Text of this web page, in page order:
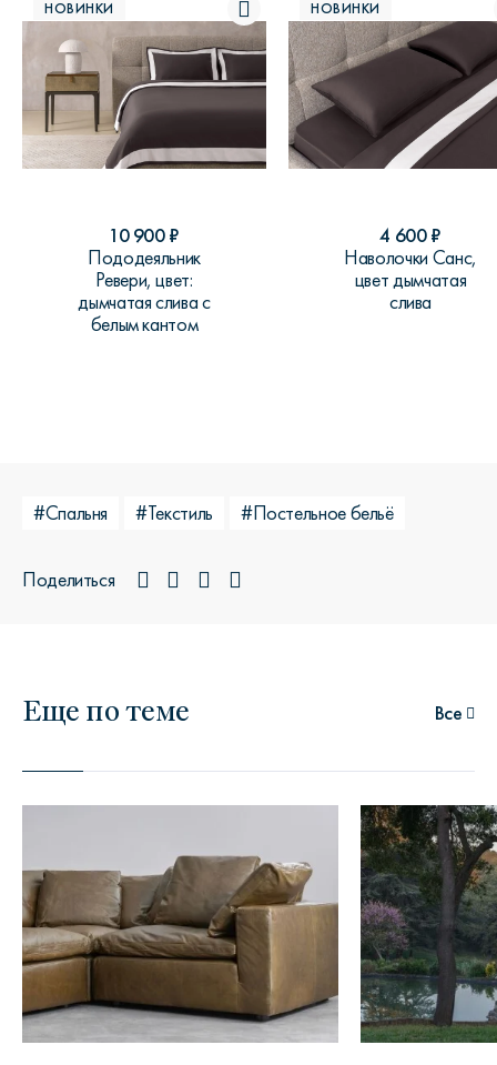
НОВИНКИ
10 900₽
Пододеяльник
Ревери, цвет:
дымчатая слива с
белым кантом
НОВИНКИ
4 600₽
Наволочки Санс,
цвет дымчатая
слива
#Спальня #Текстиль #Постельное бельё
Поделиться
Еще по теме Все